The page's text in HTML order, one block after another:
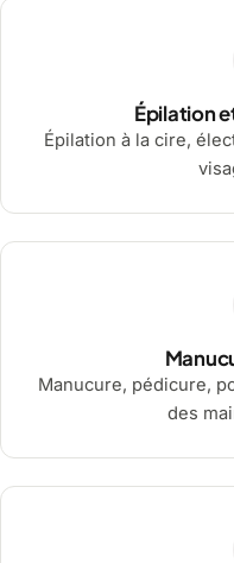
Épilation
Épilation à la cire,
Manucure, pédicure,
des